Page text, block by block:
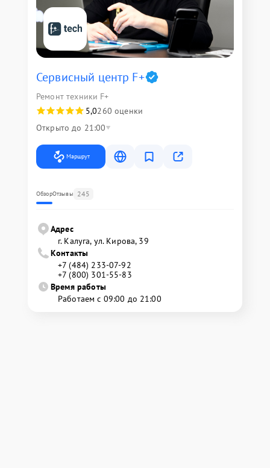
Сервисный центр F+
Ремонт техники F+
5,0260 оценки
Открыто до 21:00
Маршрут
ОбзорОтзывы 245
Адрес
г. Калуга, ул. Кирова, 39
Контакты
+7 (484) 233-07-92
+7 (800) 301-55-83
Время работы
Работаем с 09:00 до 21:00